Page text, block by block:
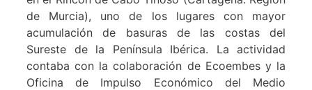
de Murcia), uno de los lugares con mayor
acumulación de basuras de las costas del
Sureste de la Península Ibérica. La actividad
contaba con la colaboración de Ecoembes y la
Oficina de Impulso Económico del Medio